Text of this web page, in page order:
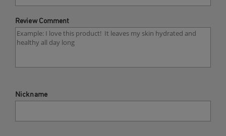
Review Comment
Nickname